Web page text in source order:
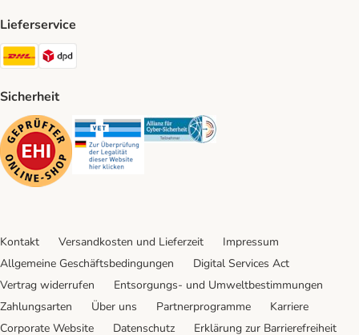
Lieferservice
DHL Shipping Method
Sicherheit
Security Security Security
Kontakt Versandkosten und Lieferzeit
Impressum
Allgemeine Geschäftsbedingungen
Digital Services Act
Vertrag widerrufen
Entsorgungs- und Umweltbestimmungen
Zahlungsarten
Über uns Partnerprogramme
Karriere
Corporate Website
Datenschutz Erklärung zur Barrierefreiheit